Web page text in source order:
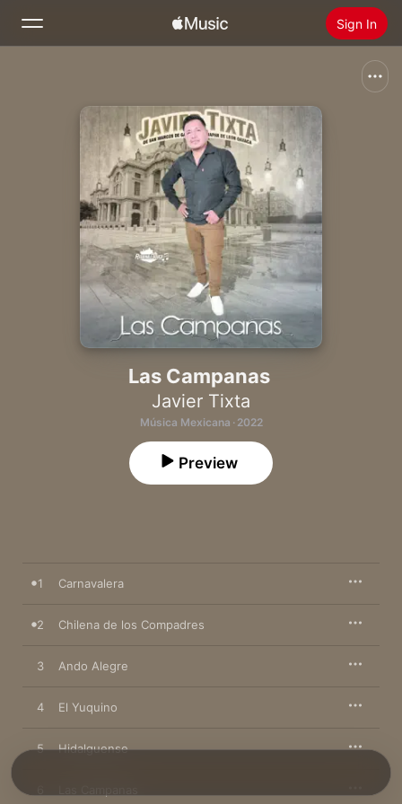
Sign In
Radio
Install Apple Music
Las Campanas
Javier Tixta
Música Mexicana · 2022
Preview
1 Carnavalera
2 Chilena de los Compadres
3 Ando Alegre
4 El Yuquino
5 Hidalguense